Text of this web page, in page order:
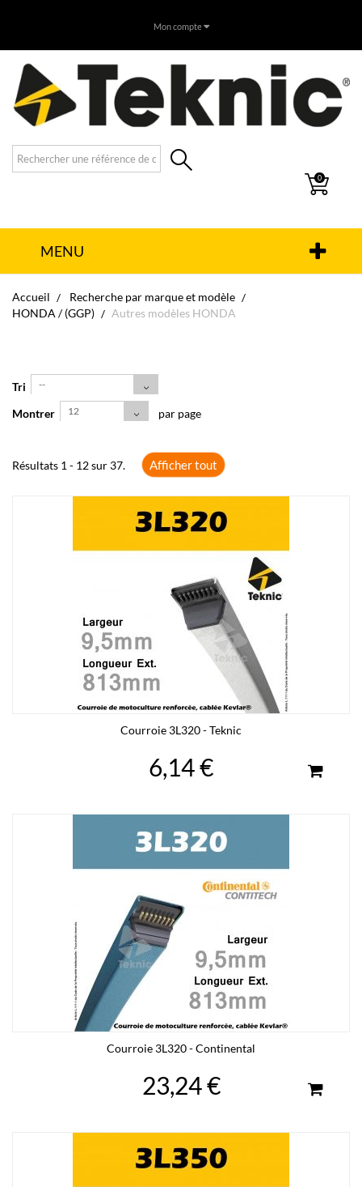
Mon compte
0
MENU
Accueil
Recherche par marque et modèle
HONDA / (GGP)
Autres modèles HONDA
Tri --
Montrer 12 par page
Résultats 1 - 12 sur 37. Afficher tout
Courroie 3L320 - Teknic
6,14 €
Courroie 3L320 - Continental
23,24 €